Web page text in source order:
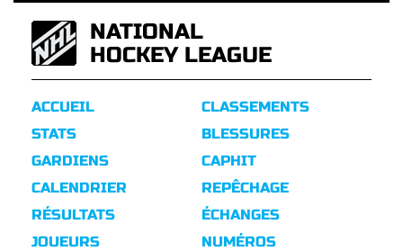
NATIONAL
HOCKEY LEAGUE
ACCUEIL
STATS
GARDIENS
CALENDRIER
RÉSULTATS
CLASSEMENTS
BLESSURES
CAPHIT
REPÊCHAGE
ÉCHANGES
JOUEURS
NUMÉROS